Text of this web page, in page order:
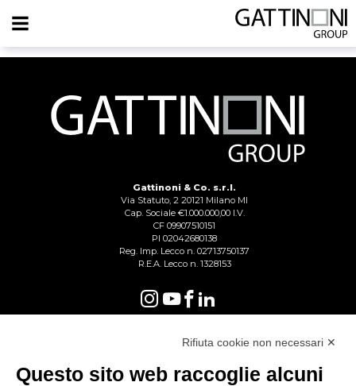
Gattinoni & Co. s.r.l.
Via Statuto, 2 20121 Milano MI
Cap. Sociale €1.000.000,00 I.V.
CF 09907510151
PI 02042680138
Reg. Imp. Lecco n. 02713750137
R.E.A. Lecco n. 1328153
Rifiuta cookie non necessari ✕
Questo sito web raccoglie alcuni